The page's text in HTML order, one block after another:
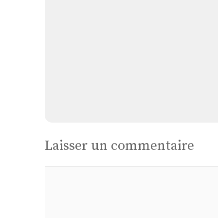
Laisser un commentaire